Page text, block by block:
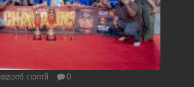
റാന്നി 0